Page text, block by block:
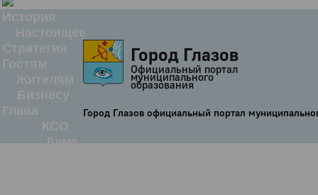
История
Настоящее
Стратегия
Гостям
Жителям
Бизнесу
Глава
КСО
Дума
Город Глазов
Официальный портал
муниципального
образования
Город Глазов официальный портал